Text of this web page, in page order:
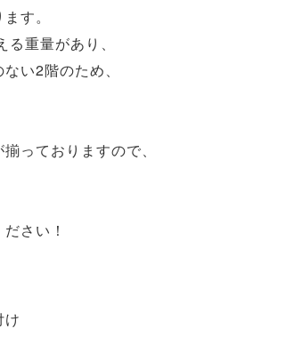
す。
重量があり、
い2階のため、
っておりますので、
さい！
け